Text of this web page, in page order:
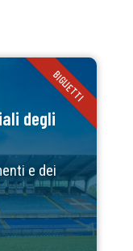
degli
e dei
BIGLIETTI